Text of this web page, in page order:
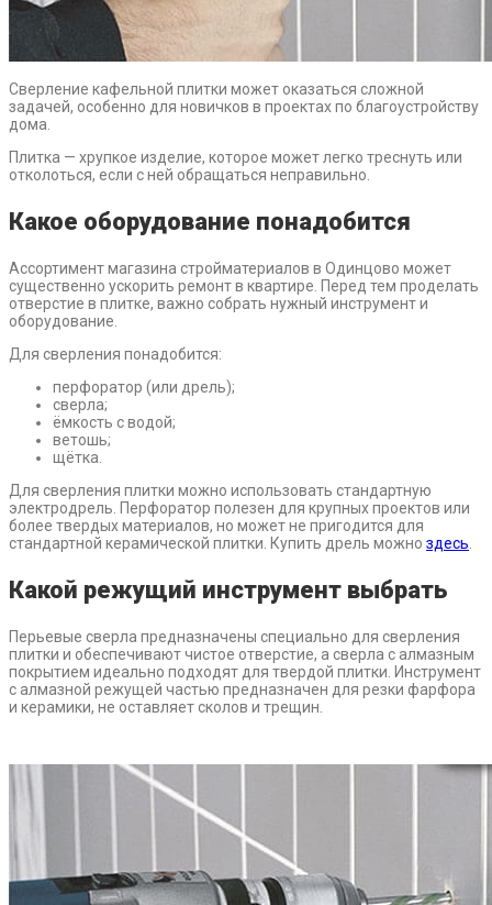
Сверление кафельной плитки может оказаться сложной
задачей, особенно для новичков в проектах по благоустройству
дома.
Плитка — хрупкое изделие, которое может легко треснуть или
отколоться, если с ней обращаться неправильно.
Какое оборудование понадобится
Ассортимент магазина стройматериалов в Одинцово может
существенно ускорить ремонт в квартире. Перед тем проделать
отверстие в плитке, важно собрать нужный инструмент и
оборудование.
Для сверления понадобится:
перфоратор (или дрель);
сверла;
ёмкость с водой;
ветошь;
щётка.
Для сверления плитки можно использовать стандартную
электродрель. Перфоратор полезен для крупных проектов или
более твердых материалов, но может не пригодится для
стандартной керамической плитки. Купить дрель можно здесь
Какой режущий инструмент выбрать
Перьевые сверла предназначены специально для сверления
плитки и обеспечивают чистое отверстие, а сверла с алмазным
покрытием идеально подходят для твердой плитки. Инструмент
с алмазной режущей частью предназначен для резки фарфора
и керамики, не оставляет сколов и трещин.